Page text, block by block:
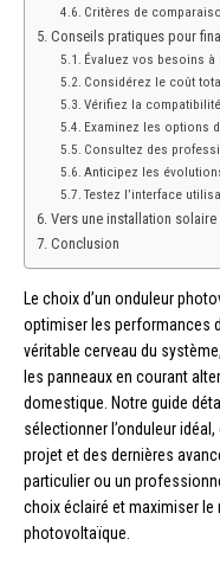
Critères de
Conseils pratiques pour
Évaluez vos besoins à
Considérez le coût
Vérifiez la
Examinez les options
Consultez des
Anticipez les
Testez l’interface
Vers une installation
Conclusion
Le choix d’un onduleur
optimiser les performances
véritable cerveau du
les panneaux en courant
domestique. Notre guide
sélectionner l’onduleur
projet et des dernières
particulier ou un
choix éclairé et maximiser
photovoltaïque.